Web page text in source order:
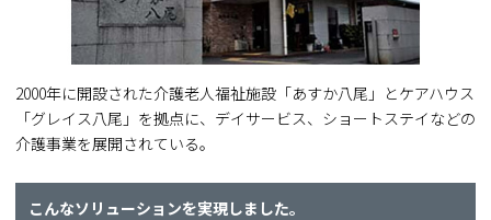
2000年に開設された介護老人福祉施設「あすか八尾」とケアハウス
「グレイス八尾」を拠点に、デイサービス、ショートステイなどの
介護事業を展開されている。
こんなソリューションを実現しました。